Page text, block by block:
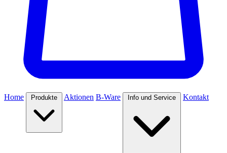
Home Produkte Aktionen B-Ware Info und Service Kontakt